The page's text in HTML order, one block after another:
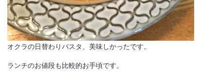
オクラの日替わりパスタ、美味しかったです。
ランチのお値段も比較的お手頃です。